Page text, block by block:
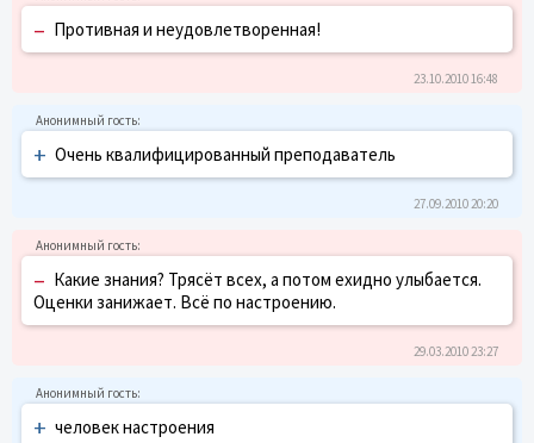
– Противная и неудовлетворенная!
23.10.2010 16:48
+ Очень квалифицированный преподаватель
27.09.2010 20:20
– Какие знания? Трясёт всех, а потом ехидно улыбается.
Оценки занижает. Всё по настроению.
29.03.2010 23:27
+ человек настроения